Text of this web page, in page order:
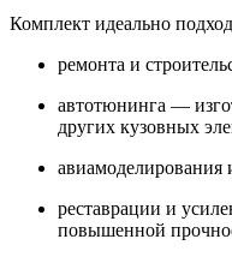
Комплект идеально
ремонта и
автотюнинга —
других кузовных
авиамоделирования
реставрации и
повышенной